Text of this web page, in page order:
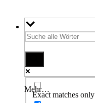
Mehr…
Exact matches only